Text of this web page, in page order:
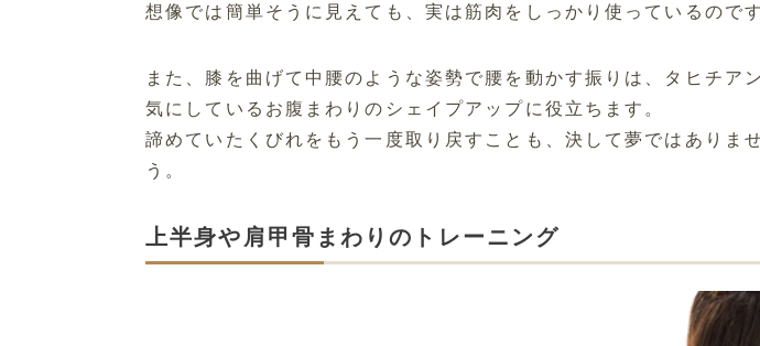
想像では簡単そうに見えても、実は筋肉をしっかり使っているのです
また、膝を曲げて中腰のような姿勢で腰を動かす振りは、タヒチ
気にしているお腹まわりのシェイプアップに役立ちます。
諦めていたくびれをもう一度取り戻すことも、決して夢ではありま
う。
上半身や肩甲骨まわりのトレーニング